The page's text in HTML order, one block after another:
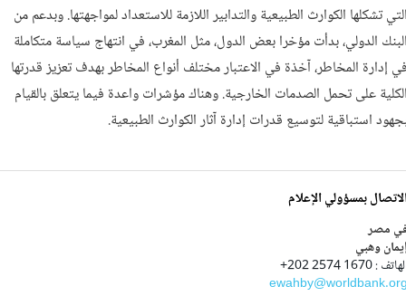
تشكلها الكوارث الطبيعية والتدابير اللازمة للاستعداد لمواجهتها. وبدعم من
الدولي، بدأت مؤخرا بعض الدول، مثل المغرب، في انتهاج سياسة متكاملة
إدارة المخاطر، آخذة في الاعتبار مختلف أنواع المخاطر بهدف تعزيز قدرتها
على تحمل الصدمات الخارجية. وهناك مؤشرات واعدة فيما يتعلق بالقيام
استباقية لتوسيع قدرات إدارة آثار الكوارث الطبيعية.
بمسؤولي الإعلام
مصر
وهبي
: 1670 2574 202+